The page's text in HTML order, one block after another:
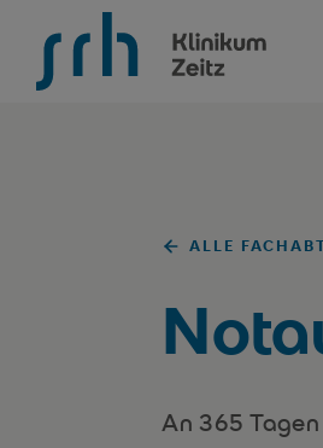
ALLE
An 365